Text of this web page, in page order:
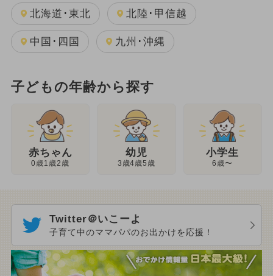
北海道･東北 北陸･甲信越
中国･四国 九州･沖縄
子どもの年齢から探す
赤ちゃん
0歳1歳2歳
幼児
3歳4歳5歳
小学生
6歳〜
Twitter＠いこーよ
子育て中のママパパのお出かけを応援！